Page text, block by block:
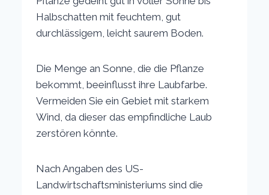
Halbschatten mit feuchtem, gut
durchlässigem, leicht saurem Boden.
Die Menge an Sonne, die die Pflanze
bekommt, beeinflusst ihre Laubfarbe.
Vermeiden Sie ein Gebiet mit starkem
Wind, da dieser das empfindliche Laub
zerstören könnte.
Nach Angaben des US-
Landwirtschaftsministeriums sind die